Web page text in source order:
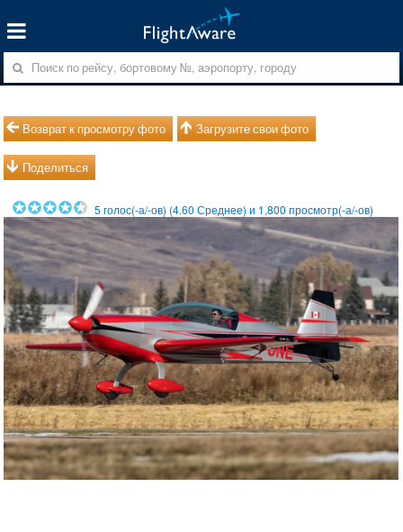
Возврат к просмотру фото Загрузите свои фото
Поделиться
5 голос(-а/-ов) (4.60 Среднее) и 1,800 просмотр(-а/-ов)